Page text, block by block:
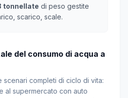
tonnellate di peso gestite
scarico, scale.
del consumo di acqua a
scenari completi di ciclo di vita:
al supermercato con auto